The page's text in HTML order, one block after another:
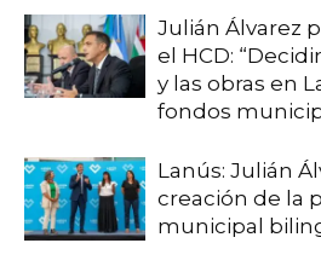
Julián Álvarez
el HCD:
y las obras en
fondos
Lanús: Julián
creación de la
municipal